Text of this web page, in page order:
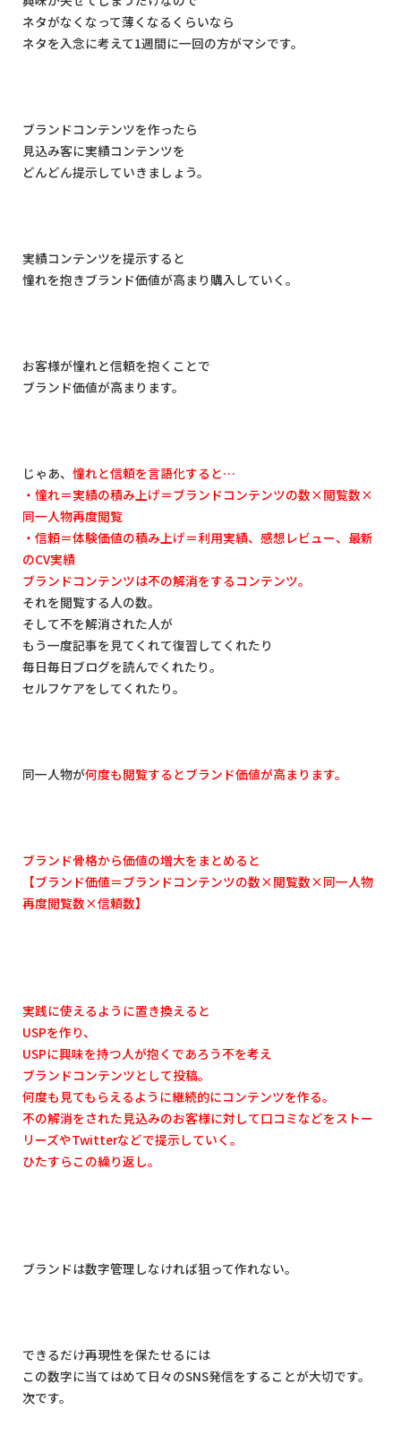
ネタがなくなって薄くなるくらいなら
ネタを入念に考えて1週間に一回の方がマシです。
ブランドコンテンツを作ったら
見込み客に実績コンテンツを
どんどん提示していきましょう。
実績コンテンツを提示すると
憧れを抱きブランド価値が高まり購入していく。
お客様が憧れと信頼を抱くことで
ブランド価値が高まります。
じゃあ、 憧れと信頼を言語化すると…
・憧れ＝実績の積み上げ＝ブランドコンテンツの数×閲覧数×
同一人物再度閲覧
・信頼＝体験価値の積み上げ＝利用実績、感想レビュー、最新
のCV実績
ブランドコンテンツは不の解消をするコンテンツ。
それを閲覧する人の数。
そして不を解消された人が
もう一度記事を見てくれて復習してくれたり
毎日毎日ブログを読んでくれたり。
セルフケアをしてくれたり。
同一人物が何度も閲覧するとブランド価値が高まります。
ブランド骨格から価値の増大をまとめると
【ブランド価値＝ブランドコンテンツの数×閲覧数×同一人物
再度閲覧数×信頼数】
実践に使えるように置き換えると
USPを作り、
USPに興味を持つ人が抱くであろう不を考え
ブランドコンテンツとして投稿。
何度も見てもらえるように継続的にコンテンツを作る。
不の解消をされた見込みのお客様に対して口コミなどをストー
リーズやTwitterなどで提示していく。
ひたすらこの繰り返し。
ブランドは数字管理しなければ狙って作れない。
できるだけ再現性を保たせるには
この数字に当てはめて日々のSNS発信をすることが大切です。
次です。